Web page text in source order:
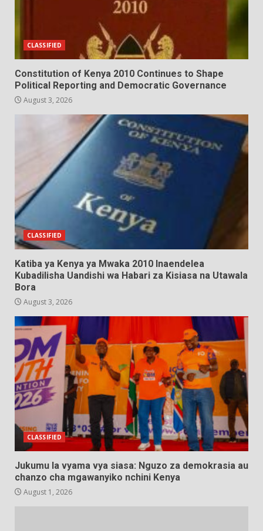
CLASSIFIED
Constitution of Kenya 2010 Continues to Shape
Political Reporting and Democratic Governance
August 3, 2026
CLASSIFIED
Katiba ya Kenya ya Mwaka 2010 Inaendelea
Kubadilisha Uandishi wa Habari za Kisiasa na Utawala
Bora
August 3, 2026
CLASSIFIED
Jukumu la vyama vya siasa: Nguzo za demokrasia au
chanzo cha mgawanyiko nchini Kenya
August 1, 2026